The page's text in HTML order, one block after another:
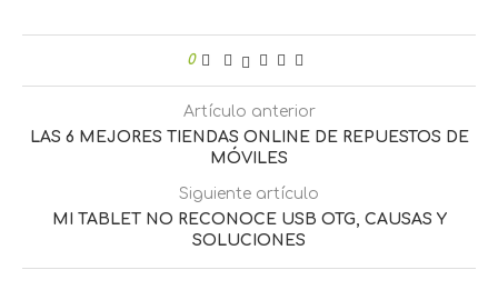
0
Artículo anterior
LAS 6 MEJORES TIENDAS ONLINE DE REPUESTOS DE
MÓVILES
Siguiente artículo
MI TABLET NO RECONOCE USB OTG, CAUSAS Y
SOLUCIONES